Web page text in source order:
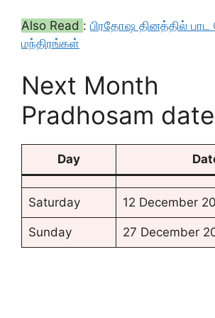
Also Read : பிரதோஷ தினத்தில்
மந்திரங்கள்
Next Month
Pradhosam
Day
Saturday 12 December
Sunday 27 December